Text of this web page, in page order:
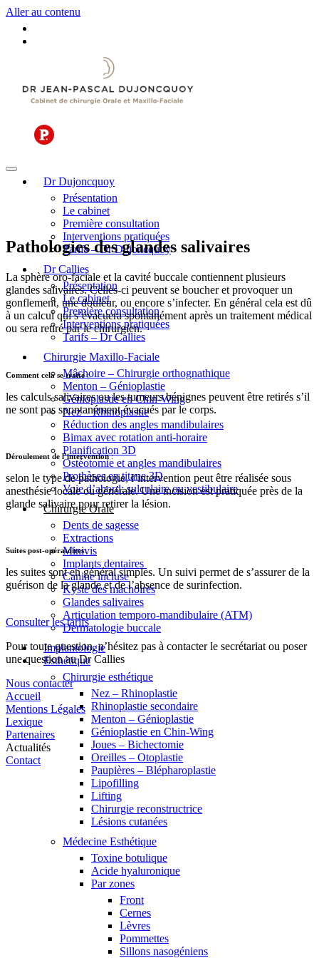
Aller au contenu
Dr Dujoncquoy
Présentation
Le cabinet
Première consultation
Interventions pratiquées
Tarifs – Dr Dujoncquoy
Dr Callies
Présentation
Le cabinet
Première consultation
Interventions pratiquées
Tarifs – Dr Callies
Chirurgie Maxillo-Faciale
Mâchoire – Chirurgie orthognathique
Menton – Génioplastie
Génioplastie en Chin-Wing
Nez – Rhinoplastie
Réduction des angles mandibulaires
Bimax avec rotation anti-horaire
Planification 3D
Ostéotomie et angles mandibulaires
Prothèses en titane 3D
Voie d’abord: sulculaire ou vestibulaire
Chirurgie Orale
Dents de sagesse
Extractions
Minivis
Implants dentaires
Canine incluse
Kyste des machoires
Glandes salivaires
Articulation temporo-mandibulaire (ATM)
Dermatologie buccale
Implantologie
Esthétique
Chirurgie esthétique
Nez – Rhinoplastie
Rhinoplastie secondaire
Menton – Génioplastie
Génioplastie en Chin-Wing
Joues – Bichectomie
Oreilles – Otoplastie
Paupières – Blépharoplastie
Lipofilling
Lifting
Chirurgie reconstructrice
Lésions cutanées
Médecine Esthétique
Toxine botulique
Acide hyaluronique
Par zones
Front
Cernes
Lèvres
Pommettes
Sillons nasogéniens
Pathologies des glandes salivaires
La sphère oro-faciale et la cavité buccale contiennent plusieurs
glandes salivaires. Celles-ci peuvent se boucher et provoquer un
gonflement, une douleur, ou encore s’infecter. En général cela est dû
à un calcul qui s’évacuera spontanément après un traitement médical
ou sera retiré par le chirurgien.
Comment cela se traite:
les calculs salivaires ou les tumeurs bénignes peuvent être retirés s’il
ne sont pas spontanément évacués par le corps.
Déroulement de l’intervention:
selon le type de pathologie, l’intervention peut être réalisée sous
anesthésie locale ou générale. Une incision est pratiquée près de la
glande salivaire pour retirer la lésion.
Suites post-opératoires:
les suites sont en général simples. Un suivi permet de s’assurer de la
guérison de la glande et de l’absence de surinfection.
Consulter les tarifs
Pour toute question, n’hésitez pas à contacter le secrétariat ou poser
une question au Dr Callies
Nous contacter
Accueil
Mentions Légales
Lexique
Partenaires
Actualités
Contact